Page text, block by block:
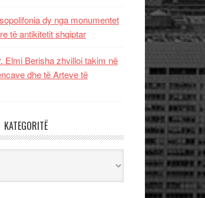
dy nga monumentet
të antikitetit shqiptar
Elmi Berisha zhvilloi takim në
dhe të Arteve të
KATEGORITË